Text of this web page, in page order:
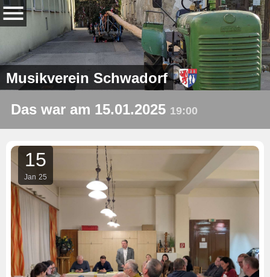
Musikverein Schwadorf
Das war am 15.01.2025 19:00
15
Jan 25